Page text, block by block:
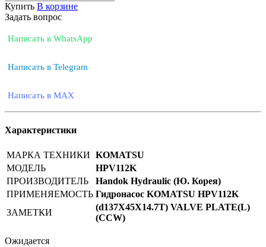
Купить В корзине
Задать вопрос
Написать в WhatsApp
Написать в Telegram
Написать в MAX
Характеристики
МАРКА ТЕХНИКИ KOMATSU
МОДЕЛЬ
HPV112K
ПРОИЗВОДИТЕЛЬ
Handok Hydraulic (Ю. Корея)
ПРИМЕНЯЕМОСТЬ Гидронасос KOMATSU HPV112K
ЗАМЕТКИ
(d137X45X14.7T) VALVE PLATE(L)
(CCW)
Ожидается